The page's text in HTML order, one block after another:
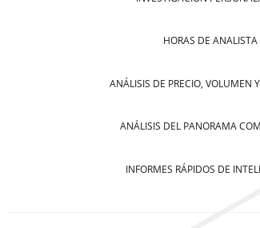
HORAS DE ANALISTA
ANÁLISIS DE PRECIO, VOLUMEN
ANÁLISIS DEL PANORAMA
INFORMES RÁPIDOS DE